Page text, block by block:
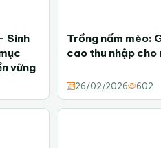
Sinh
vững
Trồng nấm mèo:
cao thu nhập cho
26/02/2026 602